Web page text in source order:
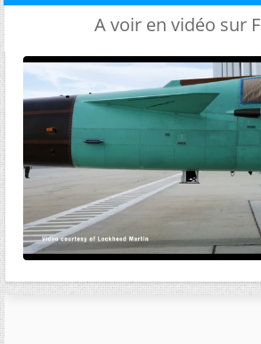
A voir en vidéo sur